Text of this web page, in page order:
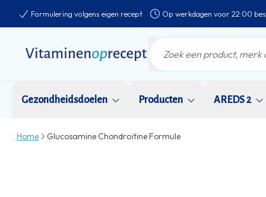
Formulering volgens eigen recept Op werkdagen voor 22:00
Gezondheidsdoelen Producten AREDS 2
Home Glucosamine Chondroïtine Formule